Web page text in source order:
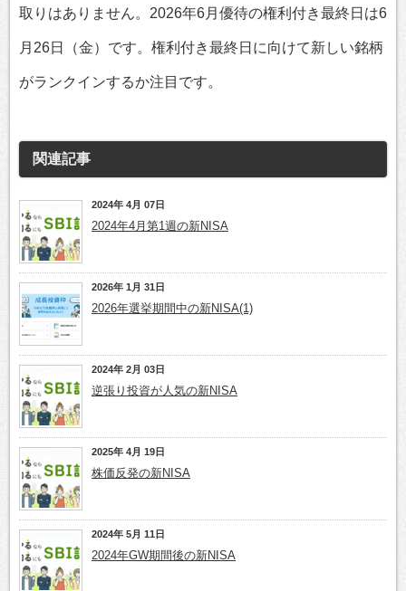
取りはありません。2026年6月優待の権利付き最終日は6
月26日（金）です。権利付き最終日に向けて新しい銘柄
がランクインするか注目です。
関連記事
2024年 4月 07日
2024年4月第1週の新NISA
2026年 1月 31日
2026年選挙期間中の新NISA(1)
2024年 2月 03日
逆張り投資が人気の新NISA
2025年 4月 19日
株価反発の新NISA
2024年 5月 11日
2024年GW期間後の新NISA